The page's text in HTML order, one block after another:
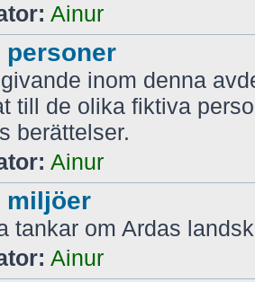
Ainur
personer
inom denna
till de olika fiktiva
berättelser.
Ainur
miljöer
tankar om Ardas
Ainur